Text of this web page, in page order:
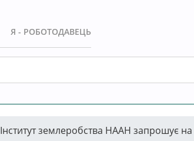
Я - РОБОТОДАВЕЦЬ
Інститут землеробства НААН запрошує на